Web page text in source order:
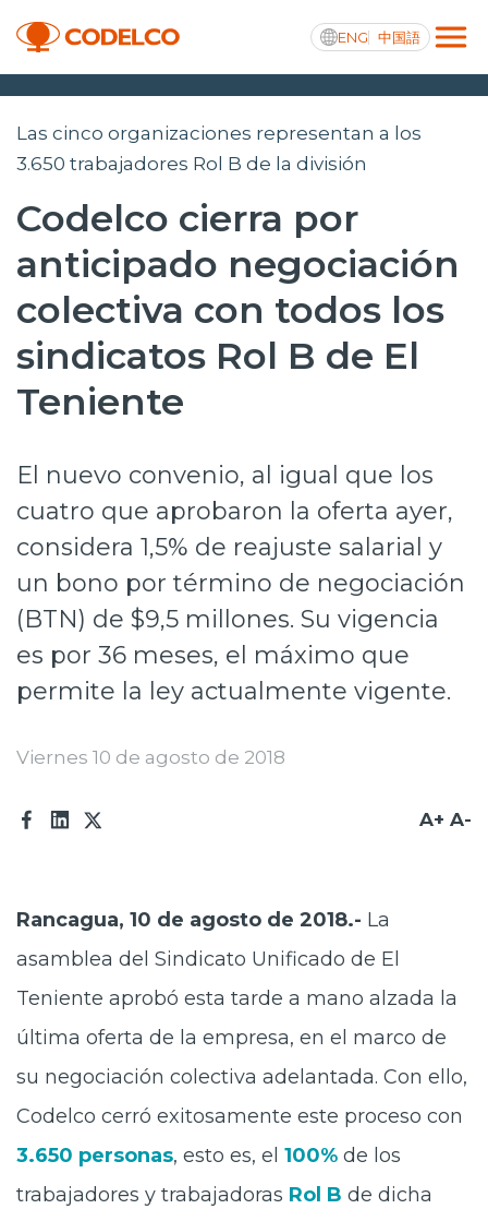
ENG 中国語
Transparencia activa
Operaciones
Inversionistas
Prensa
Trabaja en Codelco
Transparencia activa
Canales de denuncia
Proveedores
Acceso trabajadores/as
Las cinco organizaciones representan a los
3.650 trabajadores Rol B de la división
Codelco cierra por
anticipado negociación
colectiva con todos los
sindicatos Rol B de El
Teniente
El nuevo convenio, al igual que los
cuatro que aprobaron la oferta ayer,
considera 1,5% de reajuste salarial y
un bono por término de negociación
(BTN) de $9,5 millones. Su vigencia
es por 36 meses, el máximo que
permite la ley actualmente vigente.
Viernes 10 de agosto de 2018
A+ A-
Rancagua, 10 de agosto de 2018.- La
asamblea del Sindicato Unificado de El
Teniente aprobó esta tarde a mano alzada la
última oferta de la empresa, en el marco de
su negociación colectiva adelantada. Con ello,
Codelco cerró exitosamente este proceso con
3.650 personas, esto es, el 100% de los
trabajadores y trabajadoras Rol B de dicha